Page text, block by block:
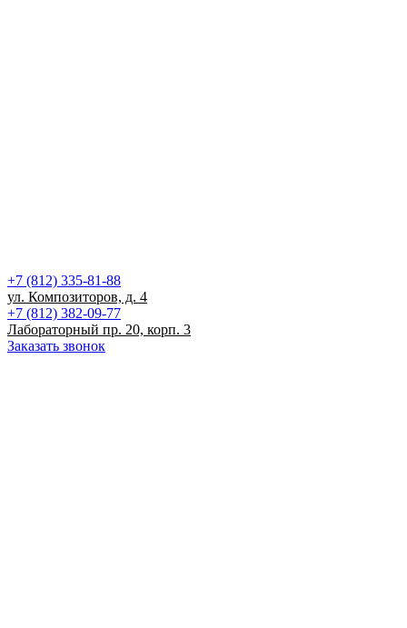
+7 (812) 335-81-88
ул. Композиторов, д. 4
+7 (812) 382-09-77
Лабораторный пр. 20, корп. 3
Заказать звонок